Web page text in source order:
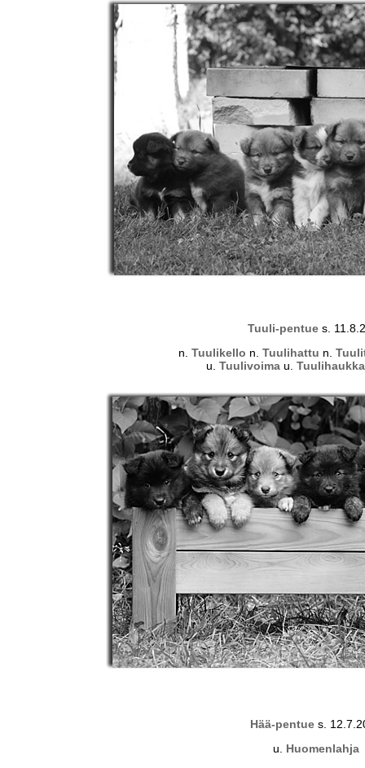
Tuuli-pentues.
n. Tuulikello n. Tuulihattu n.
u. Tuulivoima u. Tuulihaukka
Hää-pentue s.
u. Huomenlahja